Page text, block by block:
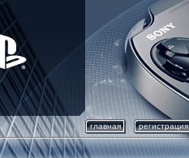
главная регистрация